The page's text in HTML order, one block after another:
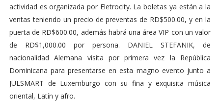
actividad es organizada por Eletrocity. La boletas ya están a la
ventas teniendo un precio de preventas de RD$500.00, y en la
puerta de RD$600.00, además habrá una área VIP con un valor
de RD$1,000.00 por persona. DANIEL STEFANIK, de
nacionalidad Alemana visita por primera vez la República
Dominicana para presentarse en esta magno evento junto a
JULSMART de Luxemburgo con su fina y exquisita música
oriental, Latín y afro.